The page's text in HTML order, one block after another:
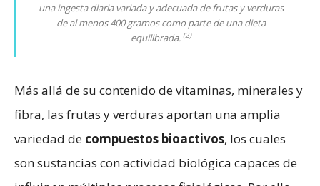
una ingesta diaria variada y adecuada de frutas y verduras
de al menos 400 gramos como parte de una dieta
equilibrada. (2)
Más allá de su contenido de vitaminas, minerales y
fibra, las frutas y verduras aportan una amplia
variedad de compuestos bioactivos, los cuales
son sustancias con actividad biológica capaces de